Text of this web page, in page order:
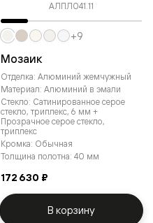
АЛПЛ041.11
Мозаик
Отделка: Алюминий жемчужный
Материал: Алюминий в эмали
Стекло: Сатинированное серое
стекло, триплекс, 6 мм +
Прозрачное серое стекло,
триплекс
Кромка: Обычная
Толщина полотна: 40 мм
172 630 ₽
+9
В корзину